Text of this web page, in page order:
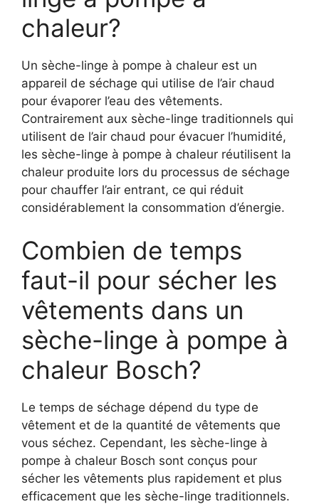
chaleur?
Un sèche-linge à pompe à chaleur est un
appareil de séchage qui utilise de l’air chaud
pour évaporer l’eau des vêtements.
Contrairement aux sèche-linge traditionnels qui
utilisent de l’air chaud pour évacuer l’humidité,
les sèche-linge à pompe à chaleur réutilisent la
chaleur produite lors du processus de séchage
pour chauffer l’air entrant, ce qui réduit
considérablement la consommation d’énergie.
Combien de temps
faut-il pour sécher les
vêtements dans un
sèche-linge à pompe à
chaleur Bosch?
Le temps de séchage dépend du type de
vêtement et de la quantité de vêtements que
vous séchez. Cependant, les sèche-linge à
pompe à chaleur Bosch sont conçus pour
sécher les vêtements plus rapidement et plus
efficacement que les sèche-linge traditionnels.